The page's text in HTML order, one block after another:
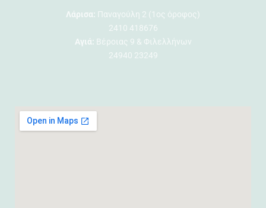
Λάρισα: Παναγούλη 2 (1ος όροφος)
2410 418676
Αγιά: Βέροιας 9 & Φιλελλήνων
24940 23249